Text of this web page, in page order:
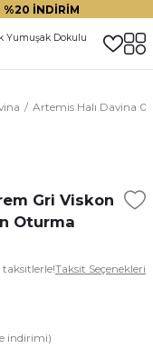
İNDİRİM
Artemis Halı Davina
Gri Viskon
Oturma
Taksit Seçenekleri
indirimi)